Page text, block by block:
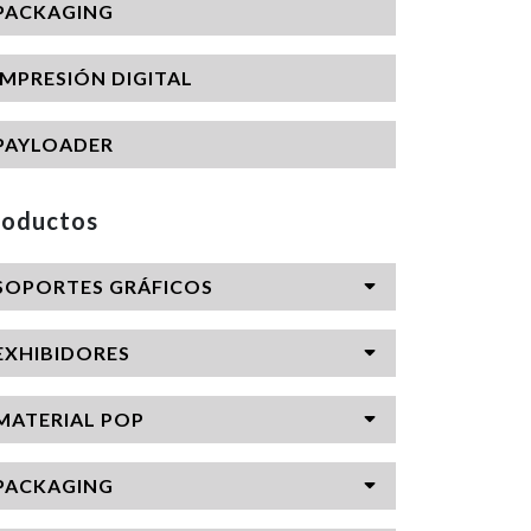
DIGITAL
GRÁFICOS
POP